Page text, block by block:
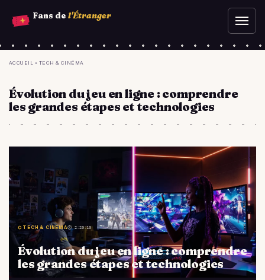
contenu
principal
Fans de l'Étranger
YOU
ARE
HERE
ACCUEIL » TECH & CINÉMA
Évolution du jeu en ligne : comprendre
les grandes étapes et technologies
⌬ TECH & CINÉMA⏱ 2:20:10
Évolution du jeu en ligne : comprendre
les grandes étapes et technologies